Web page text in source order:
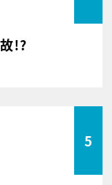
!?
5